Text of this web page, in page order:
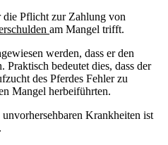
die Pflicht zur Zahlung von
am Mangel trifft.
werden, dass er den
bedeutet dies, dass der
des Pferdes Fehler zu
Mangel herbeiführten.
Krankheiten ist